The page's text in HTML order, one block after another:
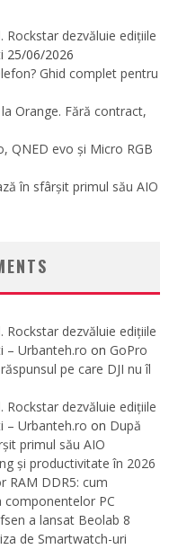
dezvăluie edițiile
25/06/2026
Ghid complet pentru
Orange. Fără contract,
QNED evo și Micro RGB
în sfârșit primul său AIO
dezvăluie edițiile
– Urbanteh.ro on GoPro
pe care DJI nu îl
dezvăluie edițiile
– Urbanteh.ro on După
primul său AIO
și productivitate în 2026
RAM DDR5: cum
componentelor PC
a lansat Beolab 8
de Smartwatch-uri